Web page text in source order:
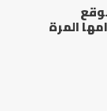
المرة